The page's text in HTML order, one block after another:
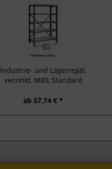
Industrie- und Lagerregal,
verzinkt, M80, Standard
ab 57,74 € *